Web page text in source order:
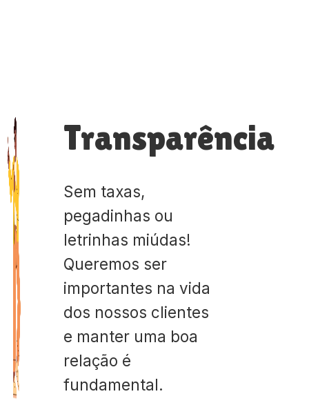
Transparência
Sem taxas,
pegadinhas ou
letrinhas miúdas!
Queremos ser
importantes na vida
dos nossos clientes
e manter uma boa
relação é
fundamental.